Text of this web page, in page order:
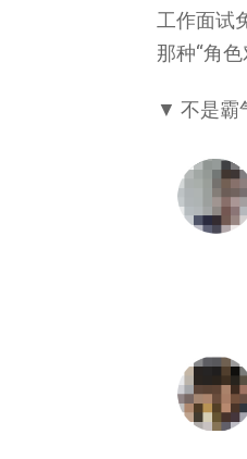
工作面试
那种“角
▼ 不是霸